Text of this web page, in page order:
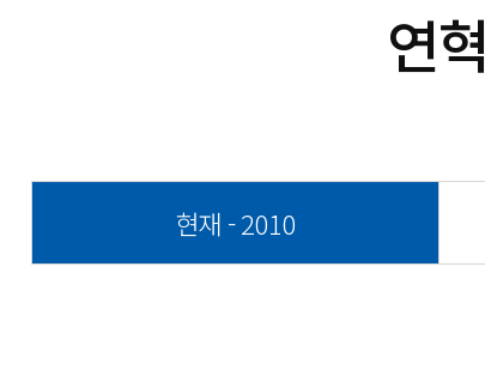
연혁
현재 - 2010